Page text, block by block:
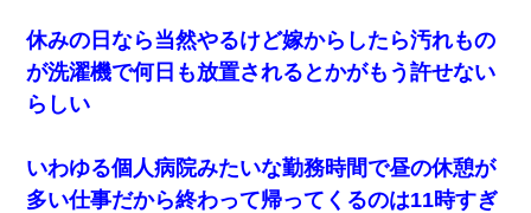
【衝撃】職場に入って来た綺麗な新人さんに職場を案内すること
に → 新人「ドンッ！」私「！？」→ 突然、突き飛ばされて左手
の甲を踏みつけられて…
した。B子「A男くんと別れたって本当？私が付き合ってもい
い？」
休みの日なら当然やるけど嫁からしたら汚れもの
が洗濯機で何日も放置されるとかがもう許せない
らしい
いわゆる個人病院みたいな勤務時間で昼の休憩が
多い仕事だから終わって帰ってくるのは11時すぎ